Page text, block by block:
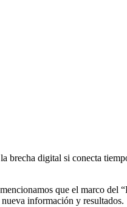
brecha digital si conecta
que el marco del
información y resultados.